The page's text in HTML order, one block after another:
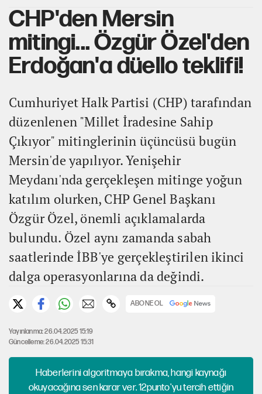
CHP'den Mersin
mitingi... Özgür Özel'den
Erdoğan'a düello teklifi!
Cumhuriyet Halk Partisi (CHP) tarafından
düzenlenen "Millet İradesine Sahip
Çıkıyor" mitinglerinin üçüncüsü bugün
Mersin'de yapılıyor. Yenişehir
Meydanı'nda gerçekleşen mitinge yoğun
katılım olurken, CHP Genel Başkanı
Özgür Özel, önemli açıklamalarda
bulundu. Özel aynı zamanda sabah
saatlerinde İBB'ye gerçekleştirilen ikinci
dalga operasyonlarına da değindi.
ABONE OL
Yayınlanma: 26.04.2025 15:19
Güncelleme: 26.04.2025 15:31
Haberlerini algoritmaya bırakma, hangi kaynağı
okuyacağına sen karar ver. 12punto'yu tercih ettiğin